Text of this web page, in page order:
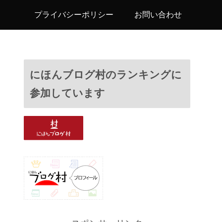
プライバシーポリシー お問い合わせ
にほんブログ村のランキングに
参加しています